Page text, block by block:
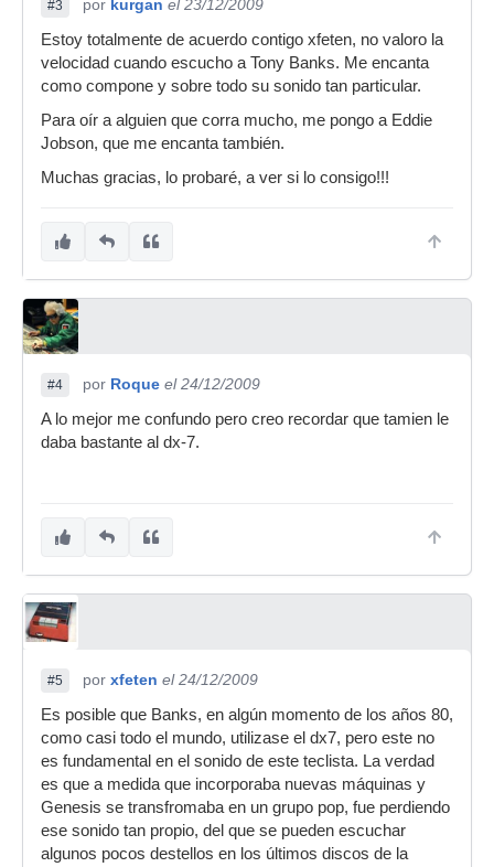
#3 por kurgan el 23/12/2009
Estoy totalmente de acuerdo contigo xfeten, no valoro la
velocidad cuando escucho a Tony Banks. Me encanta
como compone y sobre todo su sonido tan particular.
Para oír a alguien que corra mucho, me pongo a Eddie
Jobson, que me encanta también.
Muchas gracias, lo probaré, a ver si lo consigo!!!
#4 por Roque el 24/12/2009
A lo mejor me confundo pero creo recordar que tamien le
daba bastante al dx-7.
#5 por xfeten el 24/12/2009
Es posible que Banks, en algún momento de los años 80,
como casi todo el mundo, utilizase el dx7, pero este no
es fundamental en el sonido de este teclista. La verdad
es que a medida que incorporaba nuevas máquinas y
Genesis se transfromaba en un grupo pop, fue perdiendo
ese sonido tan propio, del que se pueden escuchar
algunos pocos destellos en los últimos discos de la